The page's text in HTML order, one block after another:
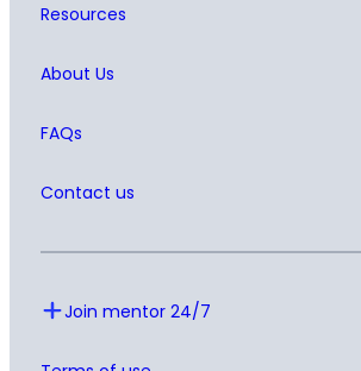
Resources
About Us
FAQs
Contact us
Join mentor 24/7